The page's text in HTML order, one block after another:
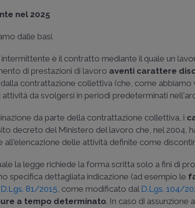
nel 2025
dalle basi.
è il contratto mediante il quale un
di prestazioni di lavoro aventi carattere
contrattazione collettiva (che, come
da svolgersi in periodi predeterminati
da parte della contrattazione collettiva, i
decreto del Ministero del lavoro che, nel 2004,
all'elencazione delle attività definite come
la legge richiede la forma scritta solo a fini di
specifica dettagliata indicazione (ad esempio le
81/2015, come modificato dal D.Lgs. 104/
a tempo determinato. In caso di